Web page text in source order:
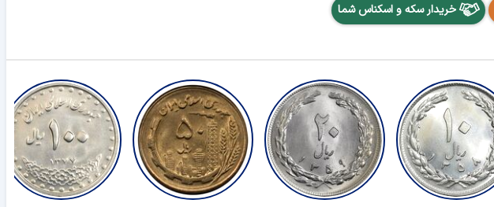
خریدار سکه و اسکناس شما